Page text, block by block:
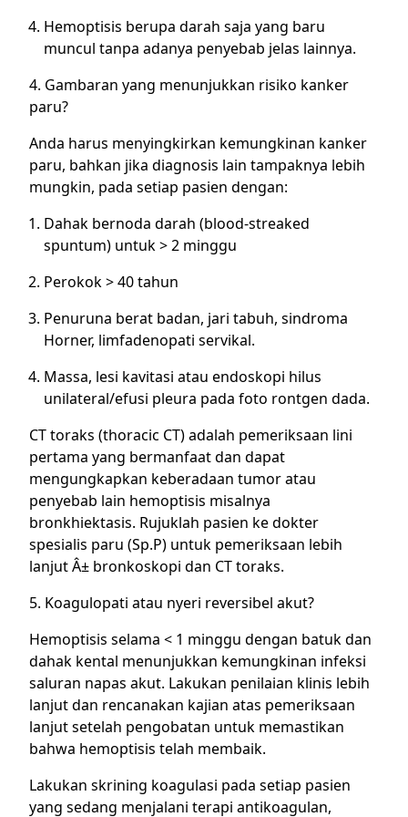
Hemoptisis berupa darah saja yang baru
muncul tanpa adanya penyebab jelas lainnya.
4. Gambaran yang menunjukkan risiko kanker
paru?
Anda harus menyingkirkan kemungkinan kanker
paru, bahkan jika diagnosis lain tampaknya lebih
mungkin, pada setiap pasien dengan:
Dahak bernoda darah (blood-streaked
spuntum) untuk > 2 minggu
Perokok > 40 tahun
Penuruna berat badan, jari tabuh, sindroma
Horner, limfadenopati servikal.
Massa, lesi kavitasi atau endoskopi hilus
unilateral/efusi pleura pada foto rontgen dada.
CT toraks (thoracic CT) adalah pemeriksaan lini
pertama yang bermanfaat dan dapat
mengungkapkan keberadaan tumor atau
penyebab lain hemoptisis misalnya
bronkhiektasis. Rujuklah pasien ke dokter
spesialis paru (Sp.P) untuk pemeriksaan lebih
lanjut Â± bronkoskopi dan CT toraks.
5. Koagulopati atau nyeri reversibel akut?
Hemoptisis selama < 1 minggu dengan batuk dan
dahak kental menunjukkan kemungkinan infeksi
saluran napas akut. Lakukan penilaian klinis lebih
lanjut dan rencanakan kajian atas pemeriksaan
lanjut setelah pengobatan untuk memastikan
bahwa hemoptisis telah membaik.
Lakukan skrining koagulasi pada setiap pasien
yang sedang menjalani terapi antikoagulan,